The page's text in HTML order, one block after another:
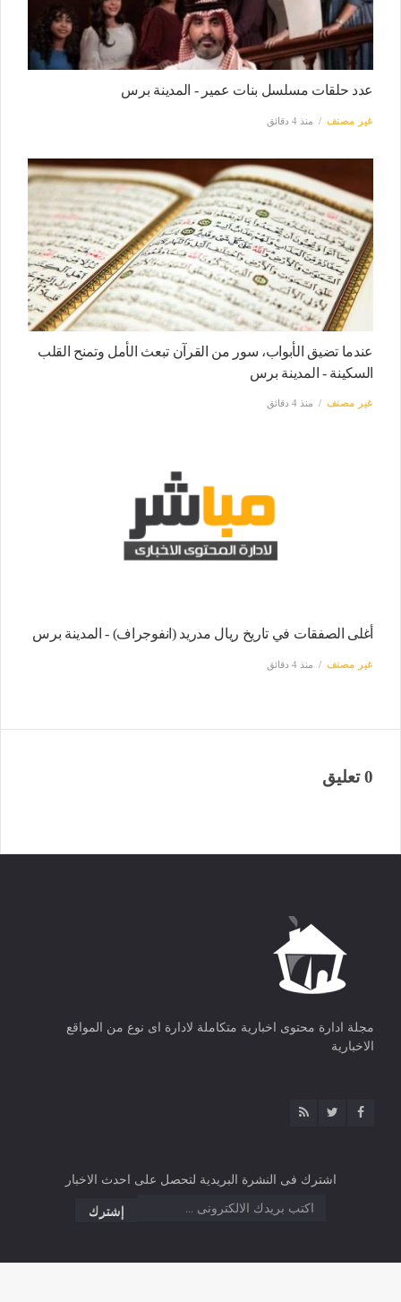
عدد حلقات مسلسل بنات عمير - المدينة برس
غير مصنف منذ 4 دقائق
عندما تضيق الأبواب، سور من القرآن تبعث الأمل وتمنح القلب
السكينة - المدينة برس
غير مصنف منذ 4 دقائق
أغلى الصفقات في تاريخ ريال مدريد (انفوجراف) - المدينة برس
غير مصنف منذ 4 دقائق
0 تعليق
مجلة ادارة محتوى اخبارية متكاملة لادارة اى نوع من المواقع
الاخبارية
اشترك فى النشرة البريدية لتحصل على احدث الاخبار